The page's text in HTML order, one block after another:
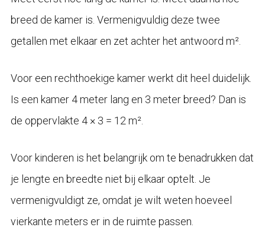
breed de kamer is. Vermenigvuldig deze twee
getallen met elkaar en zet achter het antwoord m².
Voor een rechthoekige kamer werkt dit heel duidelijk.
Is een kamer 4 meter lang en 3 meter breed? Dan is
de oppervlakte 4 × 3 = 12 m².
Voor kinderen is het belangrijk om te benadrukken dat
je lengte en breedte niet bij elkaar optelt. Je
vermenigvuldigt ze, omdat je wilt weten hoeveel
vierkante meters er in de ruimte passen.